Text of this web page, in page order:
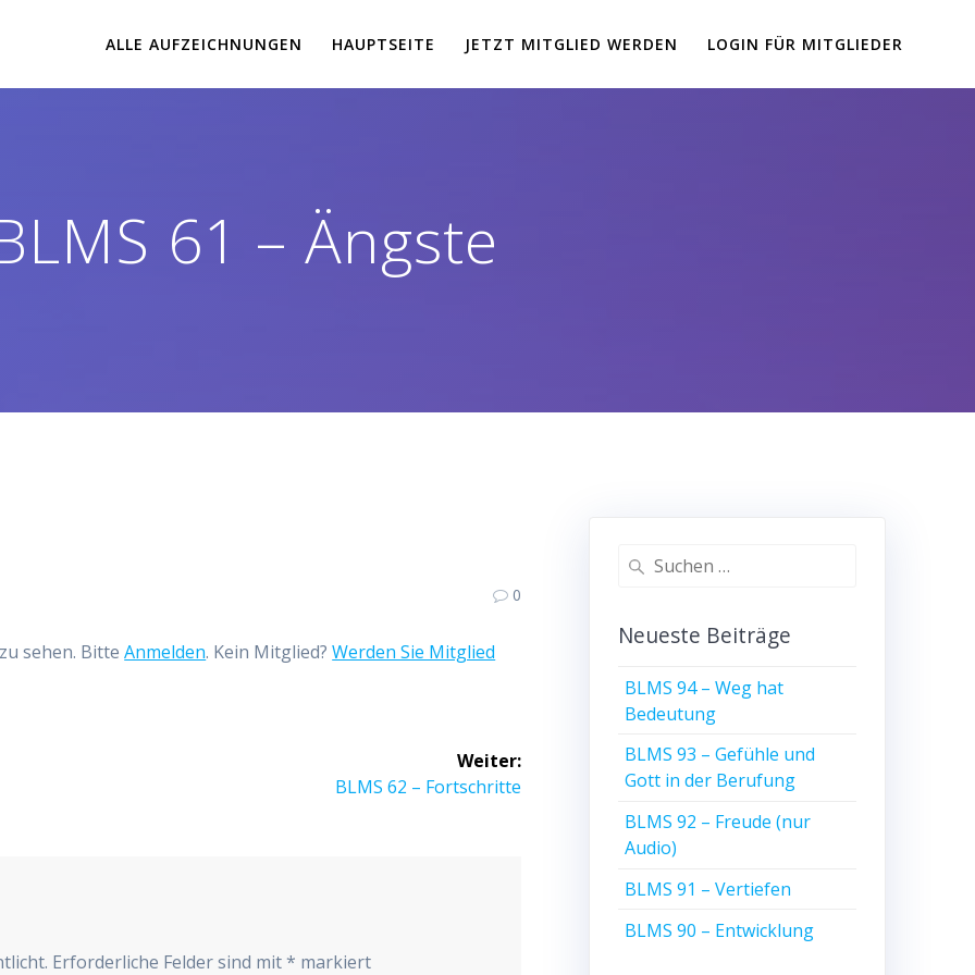
ALLE AUFZEICHNUNGEN HAUPTSEITE JETZT MITGLIED WERDEN LOGIN FÜR MITGLIEDER
61 – Ängste
0
sehen. BitteAnmelden. Kein Mitglied?Werden Sie Mitglied
Weiter:
Nächster
BLMS 62 – Fortschritte
Erforderliche Felder sind mit* markiert
Suche
Neueste Beiträge
BLMS 94 – Weg hat
Bedeutung
BLMS 93 – Gefühle und
Gott in der Berufung
BLMS 92 – Freude (nur
Audio)
BLMS 91 – Vertiefen
BLMS 90 – Entwicklung